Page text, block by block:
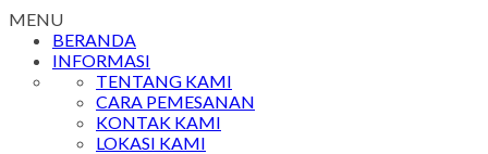
MENU
BERANDA
INFORMASI
TENTANG KAMI
CARA PEMESANAN
KONTAK KAMI
LOKASI KAMI